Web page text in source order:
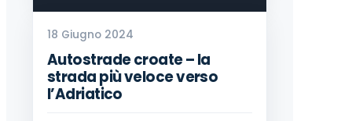
18 Giugno 2024
Autostrade croate – la
strada più veloce verso
l’Adriatico